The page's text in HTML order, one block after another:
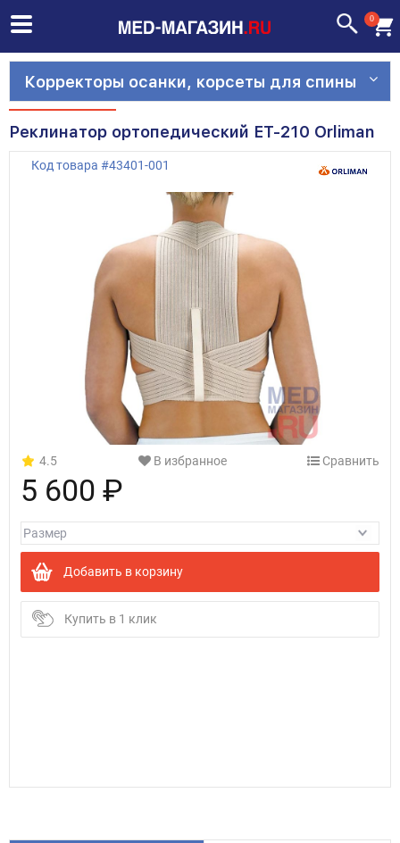
0
Корректоры осанки, корсеты для спины
Реклинатор ортопедический ET-210 Orliman
Код товара #43401-001
4.5 В избранное Сравнить
5 600 ₽
Добавить в корзину
Купить в 1 клик